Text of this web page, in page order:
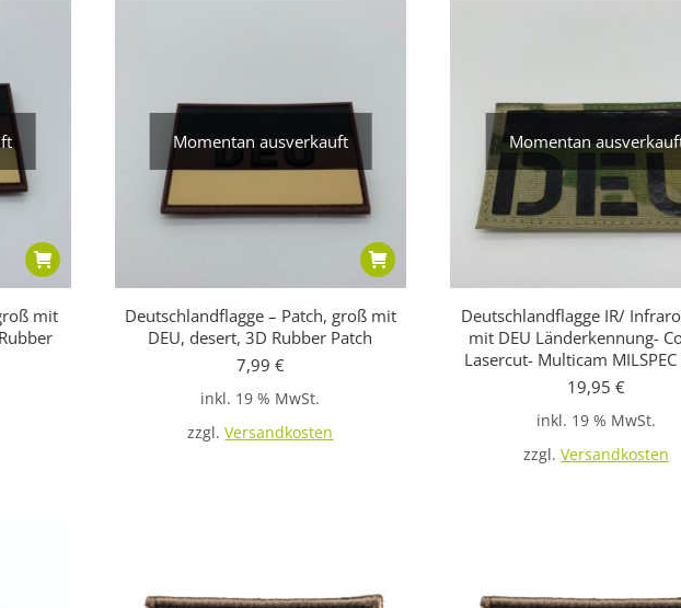
mit
Momentan ausverkauft
Deutschlandflagge – Patch, groß mit
DEU, desert, 3D Rubber Patch
7,99 €
inkl. 19 % MwSt.
zzgl.Versandkosten
Momentan
Deutschlandflagge IR/
mit DEU Länderkennung-
Lasercut- Multicam MILSPEC
19,95€
inkl. 19 % MwSt.
zzgl.Versandkosten